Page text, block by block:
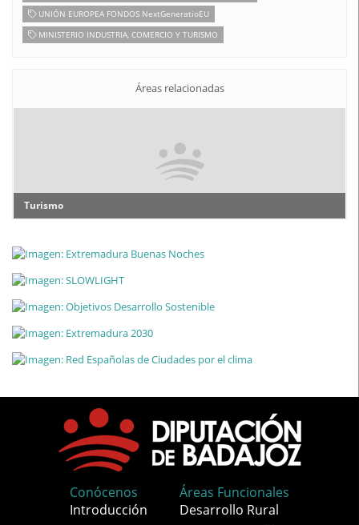
UNIÓN EUROPEA FONDOS NextGeneratioEU
MINISTERIO INDUSTRIA, COMERCIO Y TURISMO
Áreas relacionadas
Turismo
Conócenos
Introducción
Áreas Funcionales
Desarrollo Rural